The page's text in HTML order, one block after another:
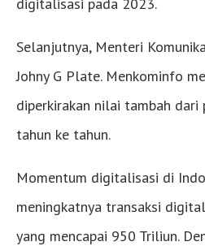
digitalisasi pada 2023.
Selanjutnya, Menteri
Johny G Plate. Menkominfo
diperkirakan nilai tambah
tahun ke tahun.
Momentum digitalisasi di
meningkatnya transaksi
yang mencapai 950 Triliun.